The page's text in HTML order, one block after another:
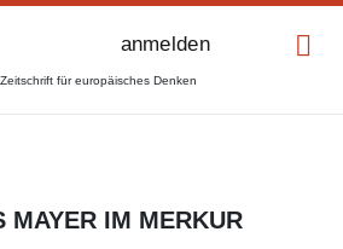
für europäisches Denken
anmelden
MAYER IM MERKUR